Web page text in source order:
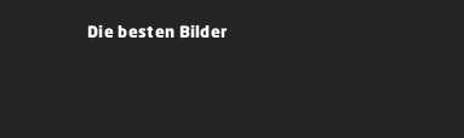
Die besten Bilder